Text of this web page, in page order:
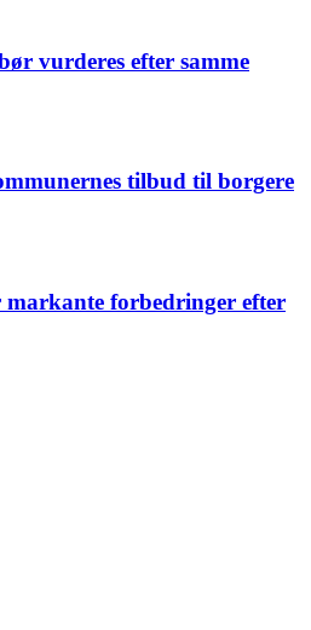
vurderes efter samme
tilbud til borgere
forbedringer efter